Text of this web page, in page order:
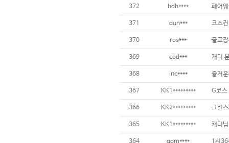
372 hdh****
371 dun***
370 ros***
369 cod*** 캐디
368 inc****
367 KK1*********
366 KK2*********
365 KK1*********
364 gom****